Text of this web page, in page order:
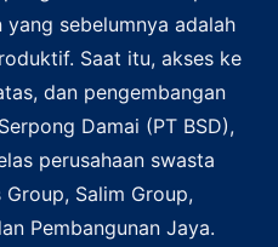
sebelumnya adalah
Saat itu, akses ke
dan pengembangan
Damai (PT BSD),
perusahaan swasta
Salim Group,
Pembangunan Jaya.